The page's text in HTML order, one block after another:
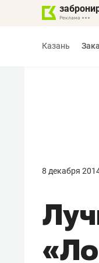
Казань
8 декабря